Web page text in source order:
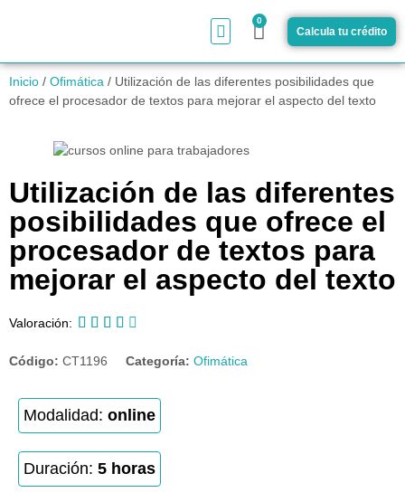
0
Calcula tu crédito
Inicio / Ofimática / Utilización de las diferentes posibilidades que
ofrece el procesador de textos para mejorar el aspecto del texto
Utilización de las diferentes
posibilidades que ofrece el
procesador de textos para
mejorar el aspecto del texto
Valoración:     
Código: CT1196 Categoría: Ofimática
Modalidad: online
Duración: 5 horas